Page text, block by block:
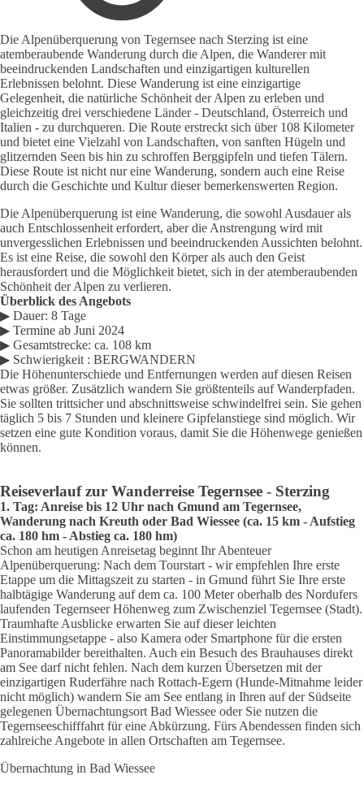
Die Alpenüberquerung von Tegernsee nach Sterzing ist eine
atemberaubende Wanderung durch die Alpen, die Wanderer mit
beeindruckenden Landschaften und einzigartigen kulturellen
Erlebnissen belohnt. Diese Wanderung ist eine einzigartige
Gelegenheit, die natürliche Schönheit der Alpen zu erleben und
gleichzeitig drei verschiedene Länder - Deutschland, Österreich und
Italien - zu durchqueren. Die Route erstreckt sich über 108 Kilometer
und bietet eine Vielzahl von Landschaften, von sanften Hügeln und
glitzernden Seen bis hin zu schroffen Berggipfeln und tiefen Tälern.
Diese Route ist nicht nur eine Wanderung, sondern auch eine Reise
durch die Geschichte und Kultur dieser bemerkenswerten Region.
Die Alpenüberquerung ist eine Wanderung, die sowohl Ausdauer als
auch Entschlossenheit erfordert, aber die Anstrengung wird mit
unvergesslichen Erlebnissen und beeindruckenden Aussichten belohnt.
Es ist eine Reise, die sowohl den Körper als auch den Geist
herausfordert und die Möglichkeit bietet, sich in der atemberaubenden
Schönheit der Alpen zu verlieren.
Überblick des Angebots
▶ Dauer: 8 Tage
▶ Termine ab Juni 2024
▶ Gesamtstrecke: ca. 108 km
▶ Schwierigkeit : BERGWANDERN
Die Höhenunterschiede und Entfernungen werden auf diesen Reisen
etwas größer. Zusätzlich wandern Sie größtenteils auf Wander­pfaden.
Sie sollten trittsicher und abschnittsweise schwindelfrei sein. Sie gehen
täglich 5 bis 7 Stunden und kleinere Gipfelanstiege sind möglich. Wir
setzen eine gute Kondition voraus, damit Sie die Höhenwege genießen
können.
Reiseverlauf zur Wanderreise Tegernsee - Sterzing
1. Tag: Anreise bis 12 Uhr nach Gmund am Tegernsee,
Wanderung nach Kreuth oder Bad Wiessee (ca. 15 km - Aufstieg
ca. 180 hm - Abstieg ca. 180 hm)
Schon am heutigen Anreisetag beginnt Ihr Abenteuer
Alpenüberquerung: Nach dem Tourstart - wir empfehlen Ihre erste
Etappe um die Mittagszeit zu starten - in Gmund führt Sie Ihre erste
halbtägige Wanderung auf dem ca. 100 Meter oberhalb des Nordufers
laufenden Tegernseer Höhenweg zum Zwischenziel Tegernsee (Stadt).
Traumhafte Ausblicke erwarten Sie auf dieser leichten
Einstimmungsetappe - also Kamera oder Smartphone für die ersten
Panoramabilder bereithalten. Auch ein Besuch des Brauhauses direkt
am See darf nicht fehlen. Nach dem kurzen Übersetzen mit der
einzigartigen Ruderfähre nach Rottach-Egern (Hunde-Mitnahme leider
nicht möglich) wandern Sie am See entlang in Ihren auf der Südseite
gelegenen Übernachtungsort Bad Wiessee oder Sie nutzen die
Tegernseeschifffahrt für eine Abkürzung. Fürs Abendessen finden sich
zahlreiche Angebote in allen Ortschaften am Tegernsee.
Übernachtung in Bad Wiessee